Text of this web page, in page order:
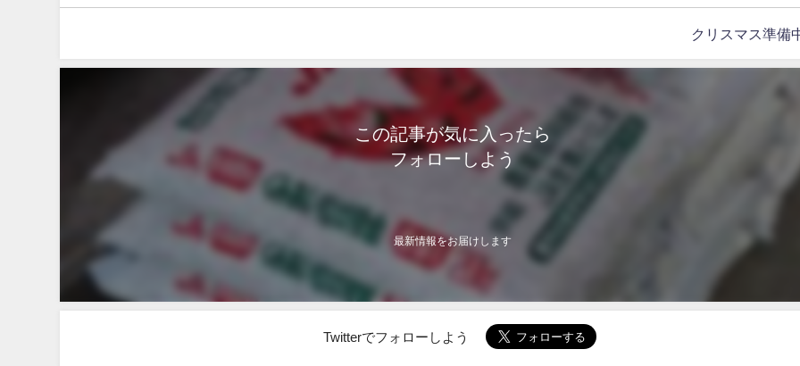
クリスマス準備
この記事が気に入ったら
フォローしよう
最新情報をお届けします
Twitterでフォローしよう